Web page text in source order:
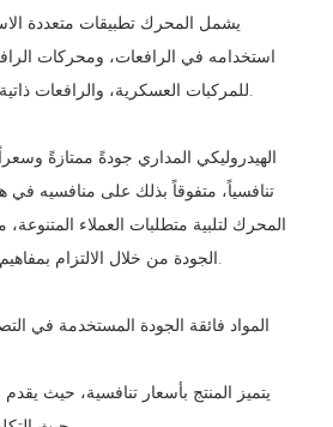
استخدامه في الرافعات، ومحركات
تنافسياً، متفوقاً بذلك على منافسيه في
المحرك لتلبية متطلبات العملاء